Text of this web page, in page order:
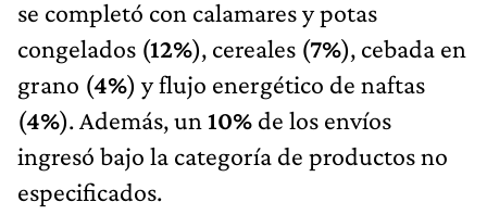
se completó con calamares y potas
congelados (12%), cereales (7%), cebada en
grano (4%) y flujo energético de naftas
(4%). Además, un 10% de los envíos
ingresó bajo la categoría de productos no
especificados.